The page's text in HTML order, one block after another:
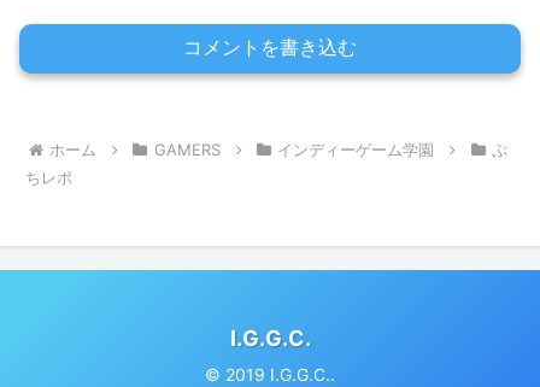
コメントを書き込む
ホーム GAMERS インディーゲーム学園
ぷ
ちレポ
I.G.G.C.
© 2019 I.G.G.C..